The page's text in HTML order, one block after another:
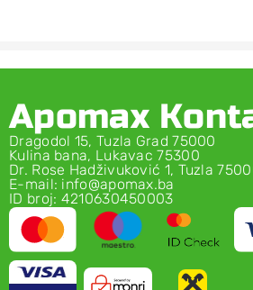
Apomax
Dragodol 15, Tuzla Grad 75000
Kulina bana, Lukavac 75300
Dr. Rose Hadživuković 1, Tuzla
E-mail: info@apomax.ba
ID broj: 4210630450003